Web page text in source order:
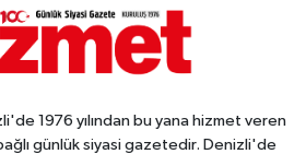
1976 yılından bu yana hizmet veren
günlük siyasi gazetedir. Denizli'de